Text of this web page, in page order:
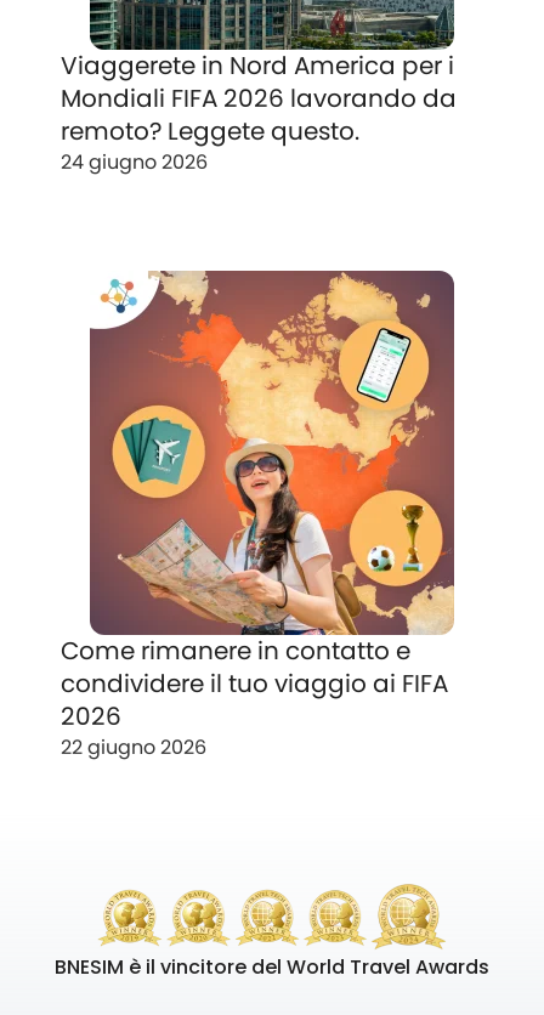
Viaggerete in Nord America per i
Mondiali FIFA 2026 lavorando da
remoto? Leggete questo.
24 giugno 2026
Come rimanere in contatto e
condividere il tuo viaggio ai FIFA
2026
22 giugno 2026
BNESIM è il vincitore del World Travel Awards